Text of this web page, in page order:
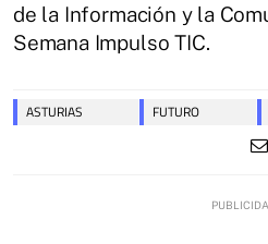
de la Información y la
Semana Impulso TIC.
ASTURIAS FUTURO